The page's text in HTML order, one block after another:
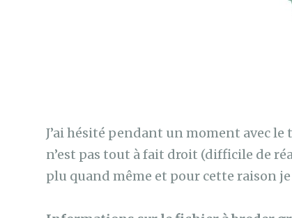
J’ai hésité pendant un moment avec
n’est pas tout à fait droit (difficile de
plu quand même et pour cette raison